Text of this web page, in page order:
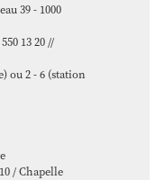
39 - 1000
13 20 //
ou 2 - 6 (station
/ Chapelle